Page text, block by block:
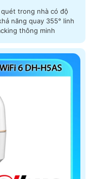
quét trong nhà có độ
năng quay 355° linh
thông minh